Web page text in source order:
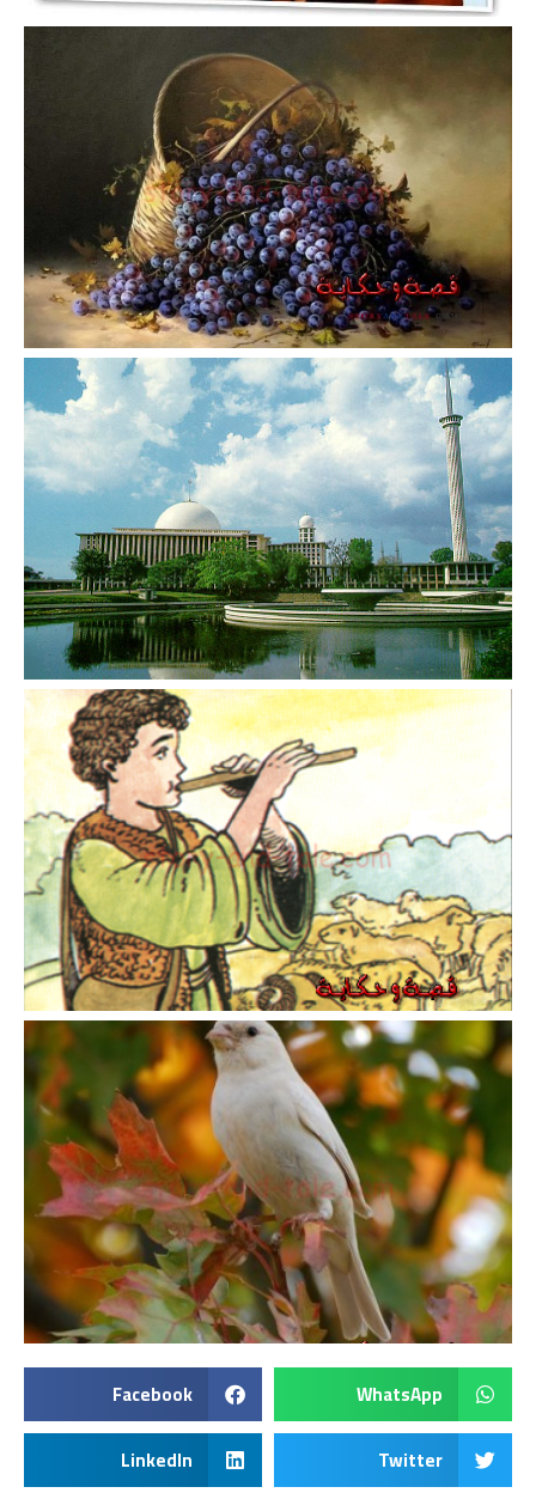
WhatsApp
Facebook
Twitter
LinkedIn